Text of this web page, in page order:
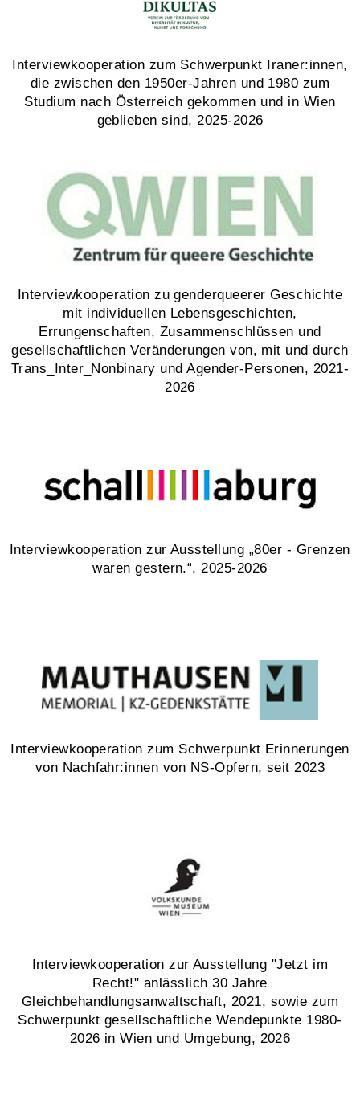
Interviewkooperation zum Schwerpunkt Iraner:innen,
die zwischen den 1950er-Jahren und 1980 zum
Studium nach Österreich gekommen und in Wien
geblieben sind, 2025-2026
Interviewkooperation zu genderqueerer Geschichte
mit individuellen Lebensgeschichten,
Errungenschaften, Zusammenschlüssen und
gesellschaftlichen Veränderungen von, mit und durch
Trans_Inter_Nonbinary und Agender-Personen, 2021-
2026
Interviewkooperation zur Ausstellung „80er - Grenzen
waren gestern.“, 2025-2026
Interviewkooperation zum Schwerpunkt Erinnerungen
von Nachfahr:innen von NS-Opfern, seit 2023
Interviewkooperation zur Ausstellung "Jetzt im
Recht!" anlässlich 30 Jahre
Gleichbehandlungsanwaltschaft, 2021, sowie zum
Schwerpunkt gesellschaftliche Wendepunkte 1980-
2026 in Wien und Umgebung, 2026